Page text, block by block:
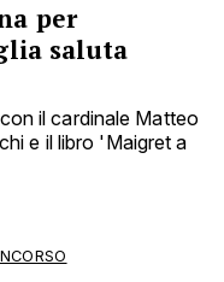
per
saluta
il cardinale Matteo
e il libro 'Maigret a